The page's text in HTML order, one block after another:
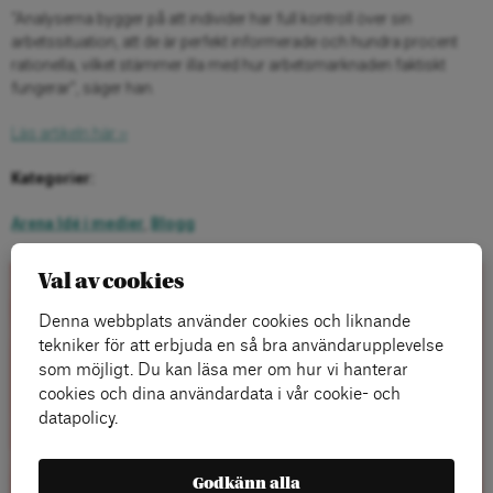
“Analyserna bygger på att individer har full kontroll över sin
arbetssituation, att de är perfekt informerade och hundra procent
rationella, vilket stämmer illa med hur arbetsmarknaden faktiskt
fungerar”, säger han.
Läs artikeln här ››
Kategorier:
Arena Idé i medier Blogg
Rapporter
Val av cookies
Denna webbplats använder cookies och liknande
tekniker för att erbjuda en så bra användarupplevelse
som möjligt. Du kan läsa mer om hur vi hanterar
cookies och dina användardata i vår cookie- och
datapolicy.
Godkänn alla